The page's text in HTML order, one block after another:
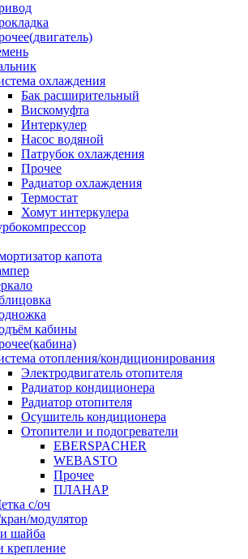
охлаждения
Бак расширительный
Вискомуфта
Интеркулер
Насос водяной
Патрубок охлаждения
Прочее
Радиатор охлаждения
Термостат
Хомут интеркулера
капота
кабины
отопления/кондиционирования
Электродвигатель отопителя
Радиатор кондиционера
Радиатор отопителя
Осушитель кондиционера
Отопители и подогреватели
EBERSPACHER
WEBASTO
Прочее
ПЛАНАР
с/оч
модулятор
шайба
крепление